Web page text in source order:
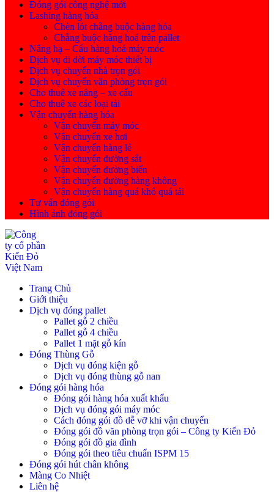
Đóng gói công nghệ mới
Lashing hàng hóa
Chèn lót chằng buộc hàng hóa
Chằng buộc hàng hoá trên pallet
Nâng hạ – Cẩu hàng hoá máy móc
Dịch vụ di dời máy móc thiết bị
Dịch vụ chuyển nhà trọn gói
Dịch vụ chuyển văn phòng trọn gói
Cho thuê xe nâng – xe cẩu
Cho thuê xe các loại tải
Vận chuyển hàng hóa
Vận chuyển máy móc
Vận chuyển xe hơi
Vận chuyển hàng lẻ
Vận chuyển đường sắt
Vận chuyển đường biển
Vận chuyển đường hàng không
Vận chuyển hàng quá khổ quá tải
Tư vấn đóng gói
Hình ảnh đóng gói
Trang Chủ
Giới thiệu
Dịch vụ đóng pallet
Pallet gỗ 2 chiều
Pallet gỗ 4 chiều
Pallet 1 mặt gỗ kín
Đóng Thùng Gỗ
Dịch vụ đóng kiện gỗ
Dịch vụ đóng thùng gỗ nan
Đóng gói hàng hóa
Đóng gói hàng hóa xuất khẩu
Dịch vụ đóng gói máy móc
Cách đóng gói đồ dễ vỡ khi vận chuyển
Đóng gói đồ văn phòng trọn gói – Công ty Kiến Đỏ
Đóng gói đồ gia đình
Đóng gói theo tiêu chuẩn ISPM 15
Đóng gói hút chân không
Màng Co Nhiệt
Liên hệ